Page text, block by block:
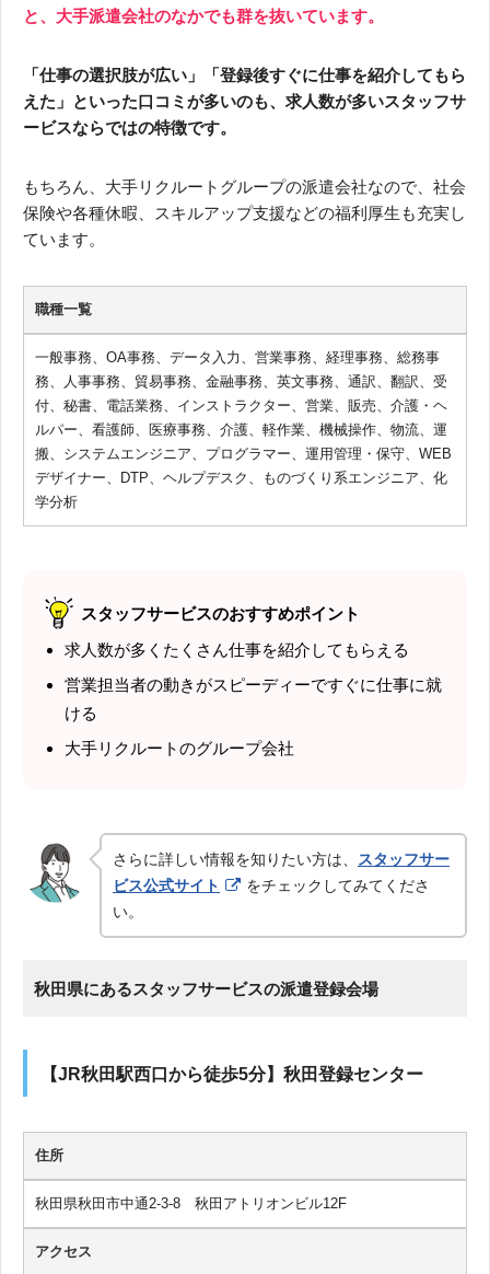
と、大手派遣会社のなかでも群を抜いています。
「仕事の選択肢が広い」「登録後すぐに仕事を紹介してもら
えた」といった口コミが多いのも、求人数が多いスタッフサ
ービスならではの特徴です。
もちろん、大手リクルートグループの派遣会社なので、社会
保険や各種休暇、スキルアップ支援などの福利厚生も充実し
ています。
職種一覧
一般事務、OA事務、データ入力、営業事務、経理事務、総務事
務、人事事務、貿易事務、金融事務、英文事務、通訳、翻訳、受
付、秘書、電話業務、インストラクター、営業、販売、介護・ヘ
ルパー、看護師、医療事務、介護、軽作業、機械操作、物流、運
搬、システムエンジニア、プログラマー、運用管理・保守、WEB
デザイナー、DTP、ヘルプデスク、ものづくり系エンジニア、化
学分析
スタッフサービスのおすすめポイント
求人数が多くたくさん仕事を紹介してもらえる
営業担当者の動きがスピーディーですぐに仕事に就
ける
大手リクルートのグループ会社
さらに詳しい情報を知りたい方は、
スタッフサー
ビス公式サイト
をチェックしてみてくださ
い。
秋田県にあるスタッフサービスの派遣登録会場
【JR秋田駅西口から徒歩5分】秋田登録センター
住所
秋田県秋田市中通2-3-8 秋田アトリオンビル12F
アクセス